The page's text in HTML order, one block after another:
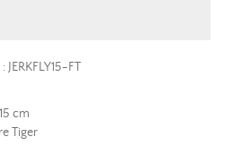
JERKFLY15-FT
cm
Tiger